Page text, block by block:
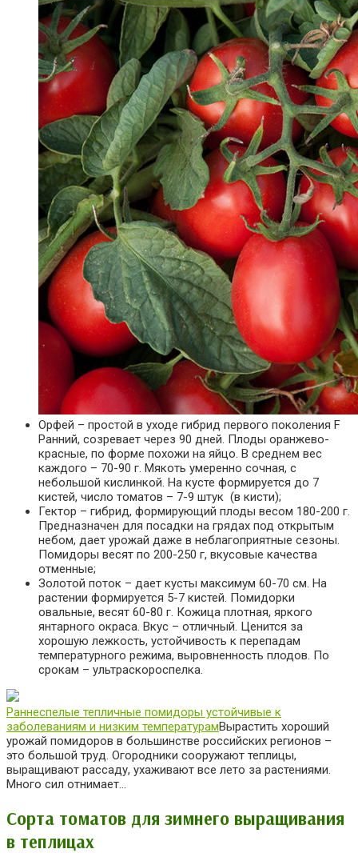
Орфей – простой в уходе гибрид первого поколения F
Ранний, созревает через 90 дней. Плоды оранжево-
красные, по форме похожи на яйцо. В среднем вес
каждого – 70-90 г. Мякоть умеренно сочная, с
небольшой кислинкой. На кусте формируется до 7
кистей, число томатов – 7-9 штук (в кисти);
Гектор – гибрид, формирующий плоды весом 180-200 г.
Предназначен для посадки на грядах под открытым
небом, дает урожай даже в неблагоприятные сезоны.
Помидоры весят по 200-250 г, вкусовые качества
отменные;
Золотой поток – дает кусты максимум 60-70 см. На
растении формируется 5-7 кистей. Помидорки
овальные, весят 60-80 г. Кожица плотная, яркого
янтарного окраса. Вкус – отличный. Ценится за
хорошую лежкость, устойчивость к перепадам
температурного режима, выровненность плодов. По
срокам – ультраскороспелка.
Раннеспелые тепличные помидоры устойчивые к
заболеваниям и низким температурамВырастить хороший
урожай помидоров в большинстве российских регионов –
это большой труд. Огородники сооружают теплицы,
выращивают рассаду, ухаживают все лето за растениями.
Много сил отнимает…
Сорта томатов для зимнего выращивания
в теплицах